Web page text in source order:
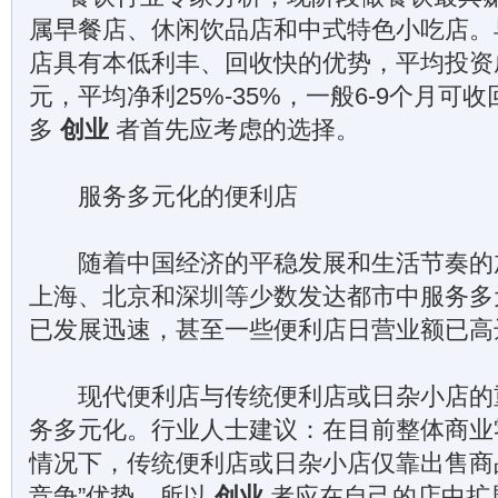
属早餐店、休闲饮品店和中式特色小吃店
店具有本低利丰、回收快的优势，平均投
元，平均净利25%-35%，一般6-9个月可收
多 创业 者首先应考虑的选择。
服务多元化的便利店
随着中国经济的平稳发展和生活节奏的
上海、北京和深圳等少数发达都市中服务
已发展迅速，甚至一些便利店日营业额已
现代便利店与传统便利店或日杂小店的
务多元化。行业人士建议：在目前整体商
情况下，传统便利店或日杂小店仅靠出售